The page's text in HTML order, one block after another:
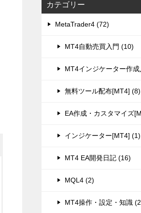
カテゴリー
MetaTrader4 (72)
MT4自動売買入門 (10)
MT4インジケーター作
無料ツール配布[MT4] (8)
EA作成・カスタマイズ
インジケーター[MT4] (1)
MT4 EA開発日記 (16)
MQL4 (2)
MT4操作・設定・知識